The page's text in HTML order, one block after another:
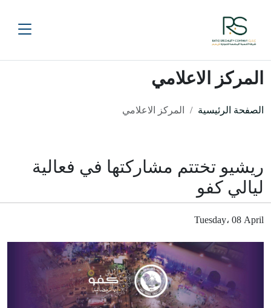
المركز الاعلامي
الصفحة الرئيسية المركز الاعلامي
ريشيو تختتم مشاركتها في فعالية
ليالي كفو
Tuesday، 08 April